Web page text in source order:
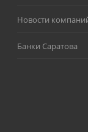
Новости
Банки Саратова